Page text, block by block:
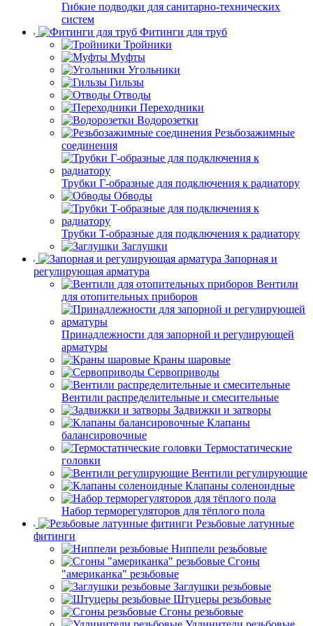
Гибкие подводки для санитарно-технических
систем
Фитинги для труб
Тройники
Муфты
Угольники
Гильзы
Отводы
Переходники
Водорозетки
Резьбозажимные
соединения
Трубки Г-образные для подключения к радиатору
Обводы
Трубки T-образные для подключения к радиатору
Заглушки
Запорная и
регулирующая арматура
Вентили
для отопительных приборов
Принадлежности для запорной и регулирующей
арматуры
Краны шаровые
Сервоприводы
Вентили распределительные и смесительные
Задвижки и затворы
Клапаны
балансировочные
Термостатические
головки
Вентили регулирующие
Клапаны соленоидные
Набор терморегуляторов для тёплого пола
Резьбовые латунные
фитинги
Ниппели резьбовые
Сгоны
"американка" резьбовые
Заглушки резьбовые
Штуцеры резьбовые
Сгоны резьбовые